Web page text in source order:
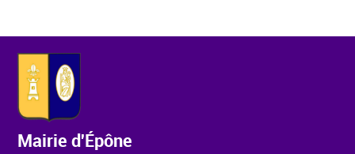
Mairie d'Épône